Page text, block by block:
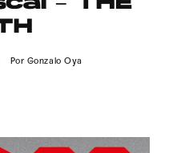
Por Gonzalo Oya